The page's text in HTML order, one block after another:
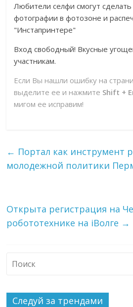
Любители селфи смогут
фотографии в фотозоне и
"Инстапринтере"
Вход свободный! Вкусные
участникам.
Если Вы нашли ошибку на
выделите ее и нажмите Shift +
мигом ее исправим!
← Портал как инструмент
молодежной политики
Открыта регистрация на
робототехнике на iВолге →
Следуй за трендами